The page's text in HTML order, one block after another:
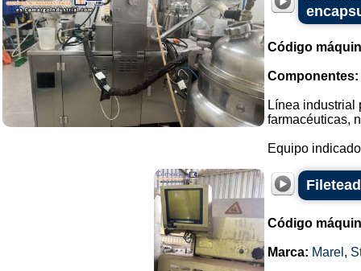
Código
Componentes:
Línea industrial
farmacéuticas,
Equipo
Código
Marca: Marel ,